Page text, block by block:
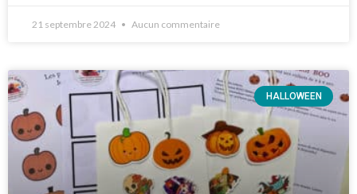
21 septembre 2024 Aucun commentaire
HALLOWEEN